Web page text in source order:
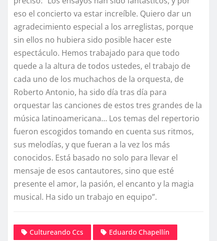
eso el concierto va estar increíble. Quiero dar un
agradecimiento especial a los arreglistas, porque
sin ellos no hubiera sido posible hacer este
espectáculo. Hemos trabajado para que todo
quede a la altura de todos ustedes, el trabajo de
cada uno de los muchachos de la orquesta, de
Roberto Antonio, ha sido día tras día para
orquestar las canciones de estos tres grandes de la
música latinoamericana… Los temas del repertorio
fueron escogidos tomando en cuenta sus ritmos,
sus melodías, y que fueran a la vez los más
conocidos. Está basado no solo para llevar el
mensaje de esos cantautores, sino que esté
presente el amor, la pasión, el encanto y la magia
musical. Ha sido un trabajo en equipo”.
Cultureando Ccs Eduardo Chapellín